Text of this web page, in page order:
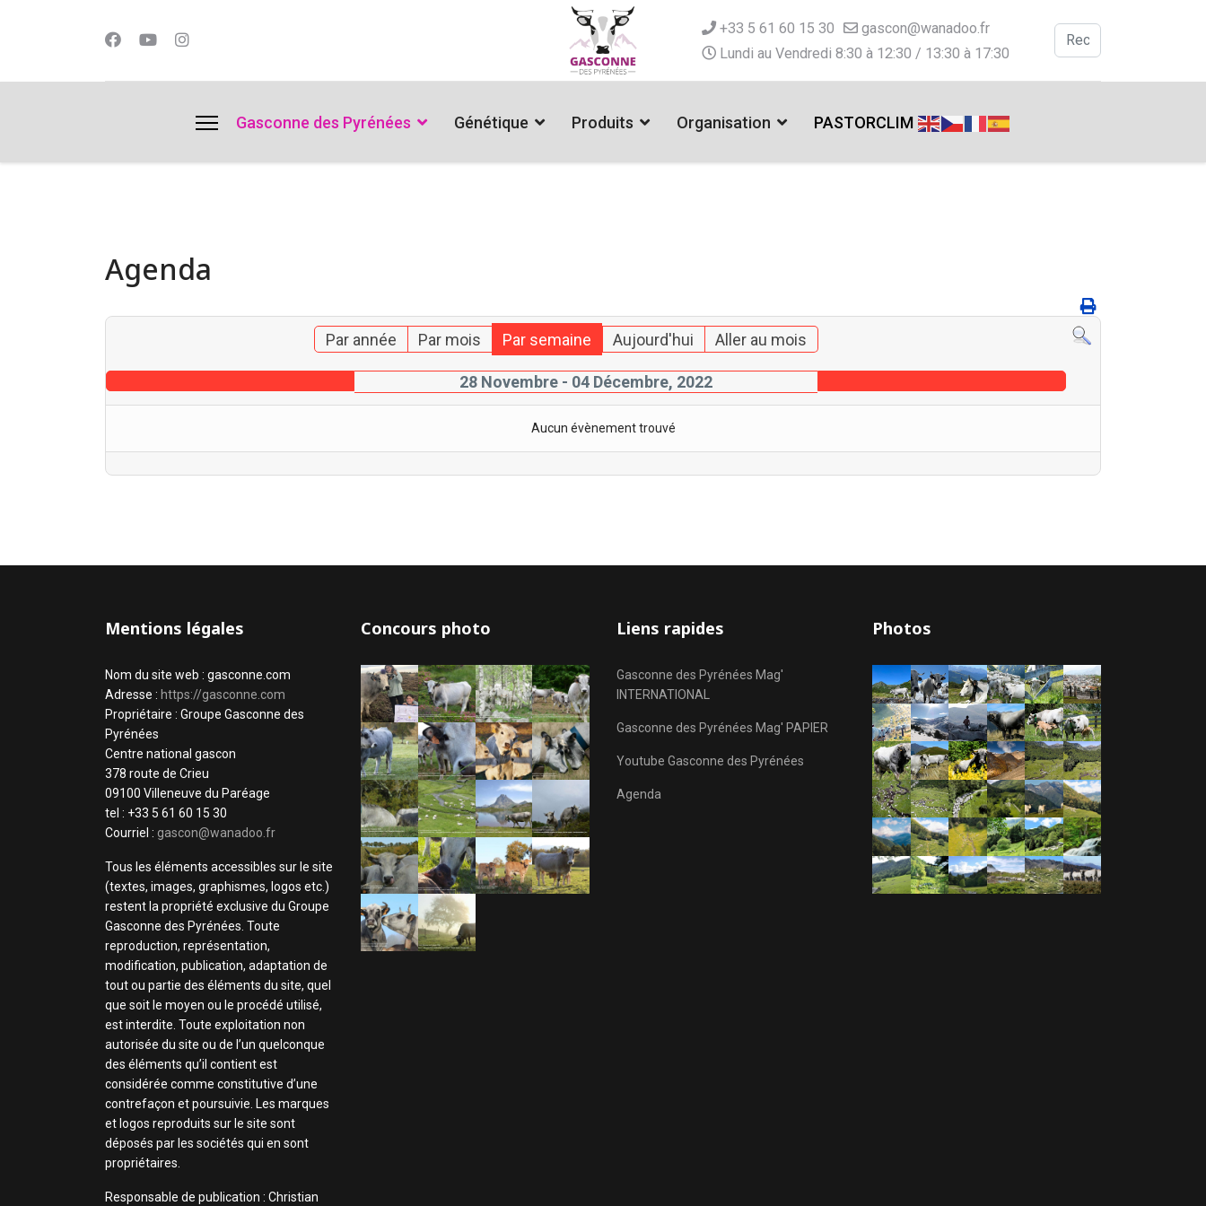
+33 5 61 60 15 30
gascon@wanadoo.fr
Lundi au Vendredi 8:30 à 12:30 / 13:30 à 17:30
Valider
Gasconne des Pyrénées Génétique Produits Organisation PASTORCLIM
Agenda
Par année Par mois Par semaine Aujourd'hui Aller au mois
28 Novembre - 04 Décembre, 2022
Aucun évènement trouvé
Mentions légales
Nom du site web : gasconne.com
Adresse : https://gasconne.com
Propriétaire : Groupe Gasconne des
Pyrénées
Centre national gascon
378 route de Crieu
09100 Villeneuve du Paréage
tel : +33 5 61 60 15 30
Courriel : gascon@wanadoo.fr
Tous les éléments accessibles sur le site
(textes, images, graphismes, logos etc.)
restent la propriété exclusive du Groupe
Gasconne des Pyrénées. Toute
reproduction, représentation,
modification, publication, adaptation de
tout ou partie des éléments du site, quel
que soit le moyen ou le procédé utilisé,
est interdite. Toute exploitation non
autorisée du site ou de l’un quelconque
des éléments qu’il contient est
considérée comme constitutive d’une
contrefaçon et poursuivie. Les marques
et logos reproduits sur le site sont
déposés par les sociétés qui en sont
propriétaires.
Responsable de publication : Christian
Concours photo Liens rapides
Gasconne des Pyrénées Mag'
INTERNATIONAL
Gasconne des Pyrénées Mag' PAPIER
Youtube Gasconne des Pyrénées
Agenda
Photos